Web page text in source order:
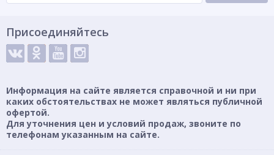
Присоединяйтесь
Информация на сайте является справочной и ни при
каких обстоятельствах не может являться публичной
офертой.
Для уточнения цен и условий продаж, звоните по
телефонам указанным на сайте.